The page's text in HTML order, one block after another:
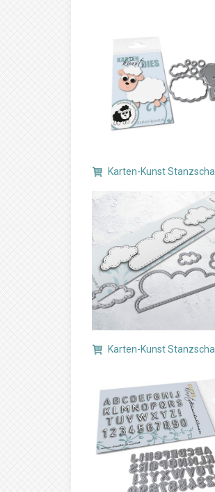
Karten-Kunst
Karten-Kunst